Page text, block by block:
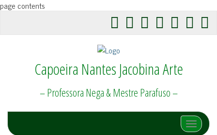
page contents
Capoeira Nantes Jacobina Arte
– Professora Nega & Mestre Parafuso –
Afficher/